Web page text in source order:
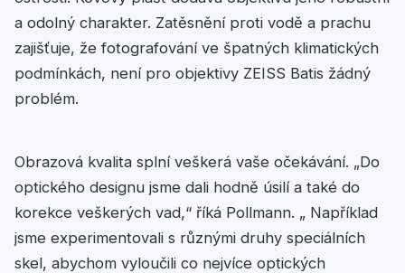
a odolný charakter. Zatěsnění proti vodě a prachu
zajišťuje, že fotografování ve špatných klimatických
podmínkách, není pro objektivy ZEISS Batis žádný
problém.
Obrazová kvalita splní veškerá vaše očekávání. „Do
optického designu jsme dali hodně úsilí a také do
korekce veškerých vad,“ říká Pollmann. „ Například
jsme experimentovali s různými druhy speciálních
skel, abychom vyloučili co nejvíce optických